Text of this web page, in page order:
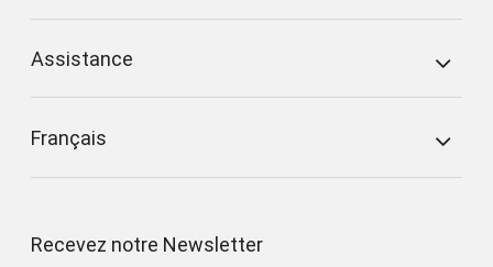
Assistance
Français
Recevez notre Newsletter